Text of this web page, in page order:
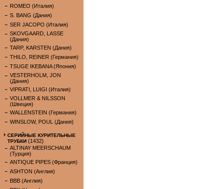
ROMEO (Италия)
S. BANG (Дания)
SER JACOPO (Италия)
SKOVGAARD, LASSE
(Дания)
TARP, KARSTEN (Дания)
THILO, REINER (Германия)
TSUGE IKEBANA (Япония)
VESTERHOLM, JON
(Дания)
VIPRATI, LUIGI (Италия)
VOLLMER & NILSSON
(Швеция)
WALLENSTEIN (Германия)
WINSLOW, POUL (Дания)
СЕРИЙНЫЕ КУРИТЕЛЬНЫЕ
ТРУБКИ (1432)
ALTINAY MEERSCHAUM
(Турция)
ANTIQUE PIPES (Франция)
ASHTON (Англия)
BBB (Англия)